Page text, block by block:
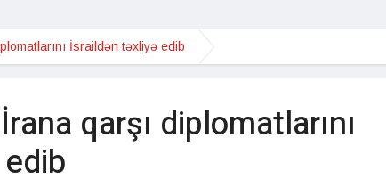
İsraildən təxliyə edib
qarşı diplomatlarını